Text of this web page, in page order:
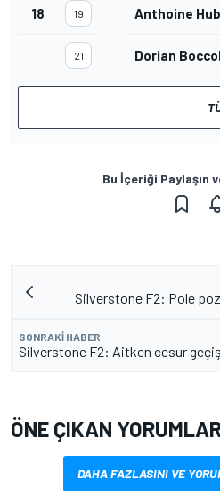
18 19 Anthoine
21 Dorian
Bu İçeriği Paylaşın
Silverstone F2: Pole
SONRAKI HABER
Silverstone F2: Aitken cesur
ÖNE ÇIKAN
DAHA FAZLASINI VE